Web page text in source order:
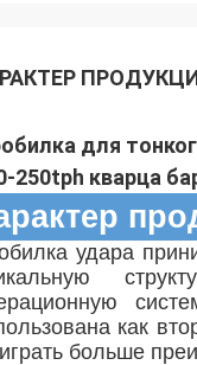
для
250tph кварца
удара
как
больше